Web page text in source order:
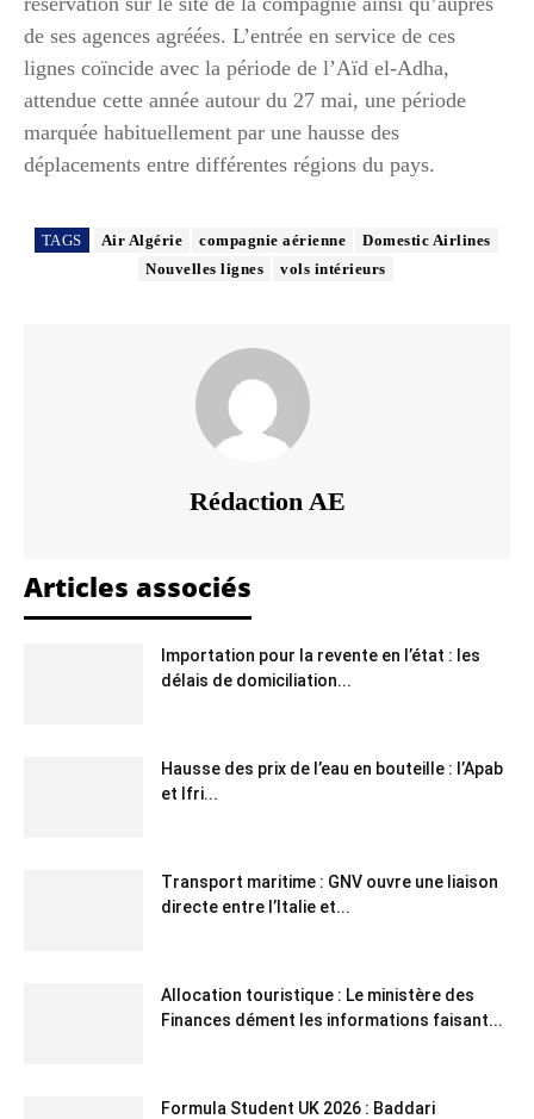
de ses agences agréées. L’entrée en service de ces
lignes coïncide avec la période de l’Aïd el-Adha,
attendue cette année autour du 27 mai, une période
marquée habituellement par une hausse des
déplacements entre différentes régions du pays.
TAGS Air Algérie compagnie aérienne
Domestic Airlines
Nouvelles lignes
vols intérieurs
Rédaction AE
Articles associés
Importation pour la revente en l’état : les
délais de domiciliation...
Hausse des prix de l’eau en bouteille : l’Apab
et Ifri...
Transport maritime : GNV ouvre une liaison
directe entre l’Italie et...
Allocation touristique : Le ministère des
Finances dément les informations faisant...
Formula Student UK 2026 : Baddari